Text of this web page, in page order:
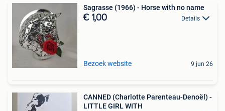
Sagrasse (1966) - Horse with no name
€ 1,00 Details
Bezoek website 9 jun 26
CANNED (Charlotte Parenteau-Denoël) -
LITTLE GIRL WITH